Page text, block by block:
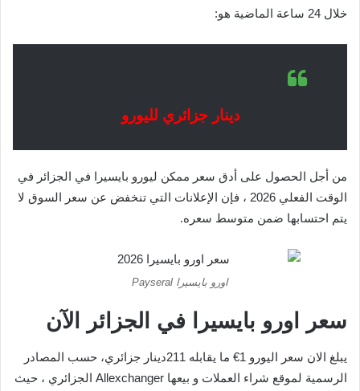
خلال 24 ساعة الماضية هو:
دينار جزائري لليورو
من أجل الحصول على أدق سعر ممكن ليورو بايسيرا في الجزائر في
الوقت الفعلي 2026 ، فإن الإعلانات التي تنخفض عن سعر السوق لا
يتم احتسابها ضمن متوسط سعره.
اورو بايسيرا Payseral
سعر اورو بايسيرا في الجزائر الآن
يبلغ الان سعر اليورو 1€ ما يقابله 211دينار جزائري، حسب المصادر
الرسمية لموقع شراء العملات و بيعها Allexchanger الجزائري ، حيث